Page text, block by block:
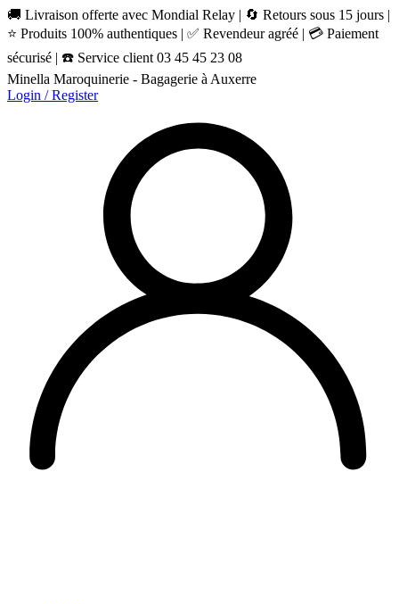
🚚 Livraison offerte avec Mondial Relay | 🔄 Retours sous 15 jours |
⭐ Produits 100% authentiques | ✅ Revendeur agréé | 💳 Paiement
sécurisé | ☎️ Service client 03 45 45 23 08
Minella Maroquinerie - Bagagerie à Auxerre
Login / Register